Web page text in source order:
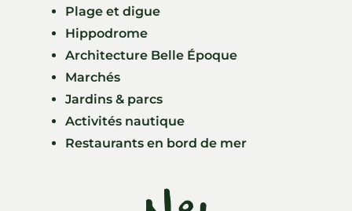
Plage et digue
Hippodrome
Architecture Belle Époque
Marchés
Jardins & parcs
Activités nautique
Restaurants en bord de mer